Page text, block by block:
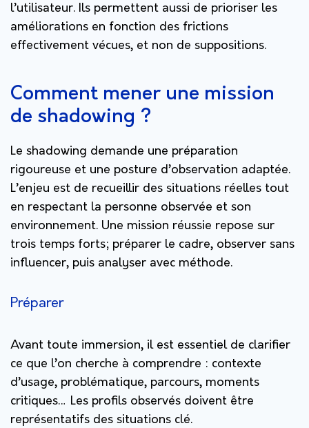
l’utilisateur. Ils permettent aussi de prioriser les
améliorations en fonction des frictions
effectivement vécues, et non de suppositions.
Comment mener une mission
de shadowing ?
Le shadowing demande une préparation
rigoureuse et une posture d’observation adaptée.
L’enjeu est de recueillir des situations réelles tout
en respectant la personne observée et son
environnement. Une mission réussie repose sur
trois temps forts; préparer le cadre, observer sans
influencer, puis analyser avec méthode.
Préparer
Avant toute immersion, il est essentiel de clarifier
ce que l’on cherche à comprendre : contexte
d’usage, problématique, parcours, moments
critiques… Les profils observés doivent être
représentatifs des situations clé.